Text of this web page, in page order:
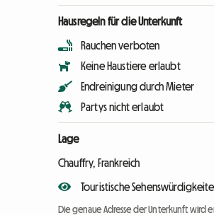
Hausregeln für die Unterkunft
Rauchen verboten
Keine Haustiere erlaubt
Endreinigung durch Mieter
Partys nicht erlaubt
Lage
Chauffry, Frankreich
Touristische
Die genaue Adresse der Unterkunft wird